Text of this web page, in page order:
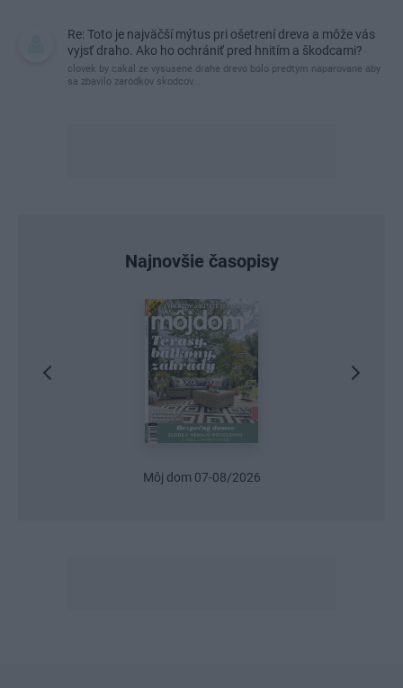
Re: Toto je najväčší mýtus pri ošetrení dreva a môže vás
vyjsť draho. Ako ho ochrániť pred hnitím a škodcami?
clovek by cakal ze vysusene drahe drevo bolo predtym naparovane aby
sa zbavilo zarodkov skodcov...
Najnovšie časopisy
Urob si sám 6/2026